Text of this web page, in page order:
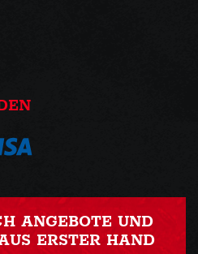
ANGEBOTE UND
ERSTER HAND